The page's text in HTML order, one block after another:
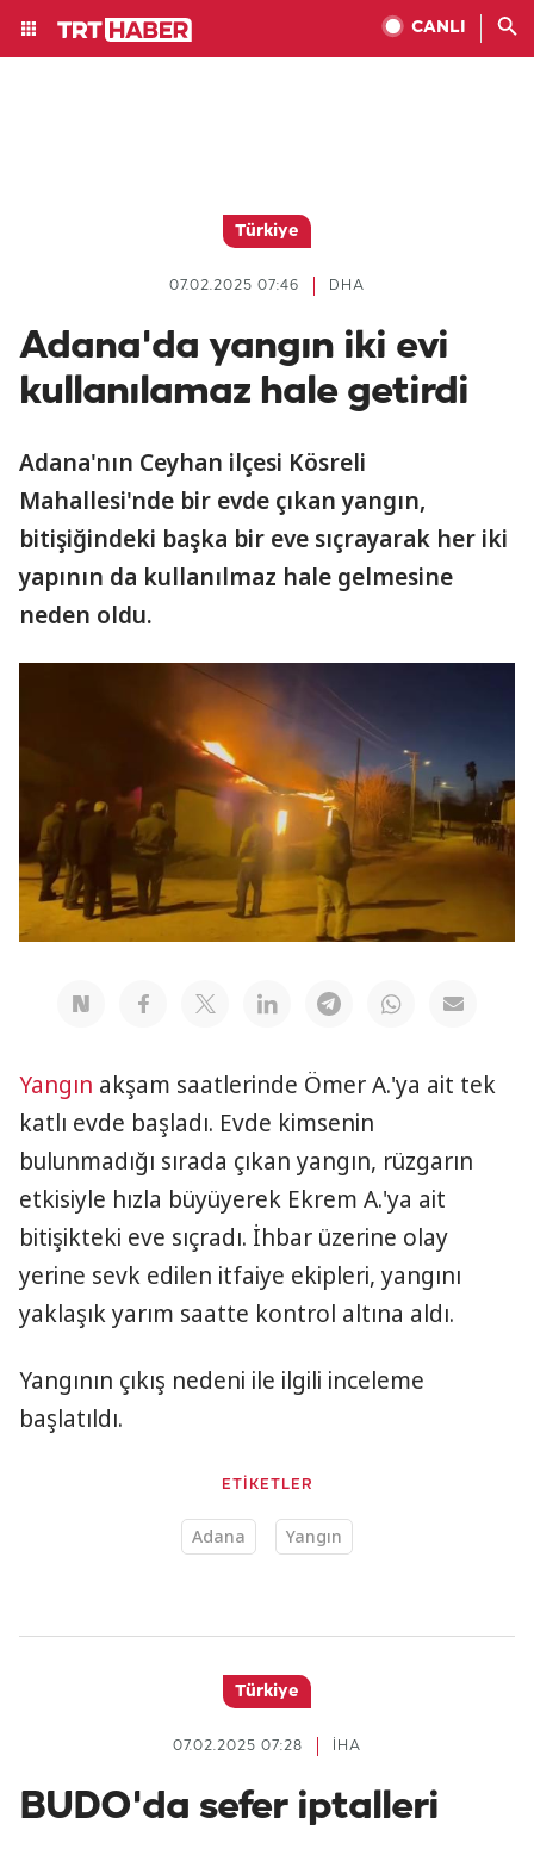
CANLI
Türkiye
DHA
07.02.2025 07:46
Adana'da yangın iki evi
kullanılamaz hale getirdi
Adana'nın Ceyhan ilçesi Kösreli
Mahallesi'nde bir evde çıkan yangın,
bitişiğindeki başka bir eve sıçrayarak her iki
yapının da kullanılmaz hale gelmesine
neden oldu.
Yangın akşam saatlerinde Ömer A.'ya ait tek
katlı evde başladı. Evde kimsenin
bulunmadığı sırada çıkan yangın, rüzgarın
etkisiyle hızla büyüyerek Ekrem A.'ya ait
bitişikteki eve sıçradı. İhbar üzerine olay
yerine sevk edilen itfaiye ekipleri, yangını
yaklaşık yarım saatte kontrol altına aldı.
Yangının çıkış nedeni ile ilgili inceleme
başlatıldı.
ETİKETLER
Adana Yangın
Türkiye
İHA
07.02.2025 07:28
BUDO'da sefer iptalleri